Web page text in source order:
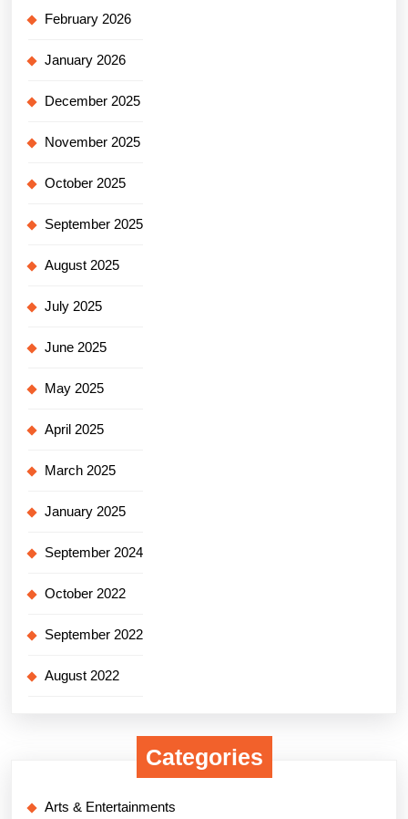
February 2026
January 2026
December 2025
November 2025
October 2025
September 2025
August 2025
July 2025
June 2025
May 2025
April 2025
March 2025
January 2025
September 2024
October 2022
September 2022
August 2022
Categories
Arts & Entertainments